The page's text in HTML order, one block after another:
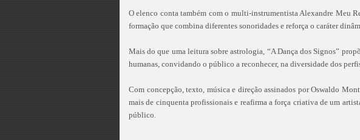
O elenco conta também com o multi-instrumentista Alexandre Meu
formação que combina diferentes sonoridades e reforça o caráter
Mais do que uma leitura sobre astrologia, “A Dança dos Signos”
humanas, convidando o público a reconhecer, na diversidade dos
Com concepção, texto, música e direção assinados por Oswaldo
mais de cinquenta profissionais e reafirma a força criativa de um
público.